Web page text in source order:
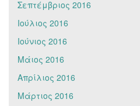
Σεπτέμβριος 2016
Ιούλιος 2016
Ιούνιος 2016
Μάιος 2016
Απρίλιος 2016
Μάρτιος 2016